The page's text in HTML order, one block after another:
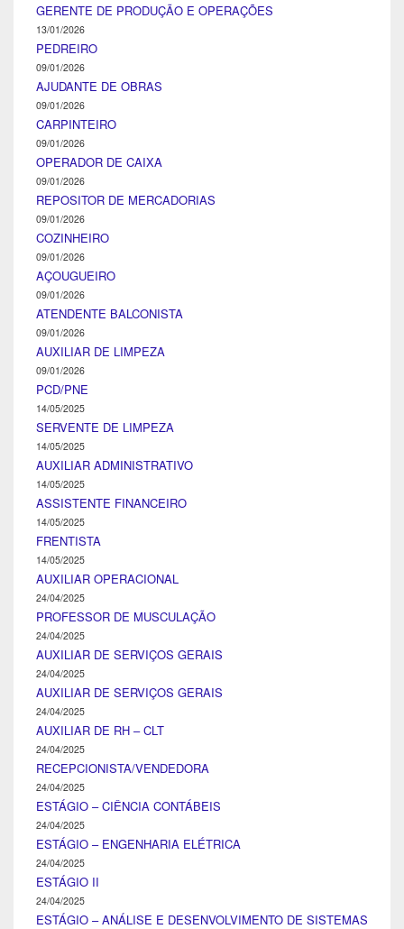
GERENTE DE PRODUÇÃO E OPERAÇÕES
13/01/2026
PEDREIRO
09/01/2026
AJUDANTE DE OBRAS
09/01/2026
CARPINTEIRO
09/01/2026
OPERADOR DE CAIXA
09/01/2026
REPOSITOR DE MERCADORIAS
09/01/2026
COZINHEIRO
09/01/2026
AÇOUGUEIRO
09/01/2026
ATENDENTE BALCONISTA
09/01/2026
AUXILIAR DE LIMPEZA
09/01/2026
PCD/PNE
14/05/2025
SERVENTE DE LIMPEZA
14/05/2025
AUXILIAR ADMINISTRATIVO
14/05/2025
ASSISTENTE FINANCEIRO
14/05/2025
FRENTISTA
14/05/2025
AUXILIAR OPERACIONAL
24/04/2025
PROFESSOR DE MUSCULAÇÃO
24/04/2025
AUXILIAR DE SERVIÇOS GERAIS
24/04/2025
AUXILIAR DE SERVIÇOS GERAIS
24/04/2025
AUXILIAR DE RH – CLT
24/04/2025
RECEPCIONISTA/VENDEDORA
24/04/2025
ESTÁGIO – CIÊNCIA CONTÁBEIS
24/04/2025
ESTÁGIO – ENGENHARIA ELÉTRICA
24/04/2025
ESTÁGIO II
24/04/2025
ESTÁGIO – ANÁLISE E DESENVOLVIMENTO DE SISTEMAS